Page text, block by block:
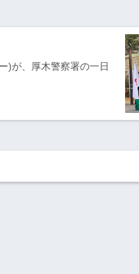
)が、厚木警察署の一日